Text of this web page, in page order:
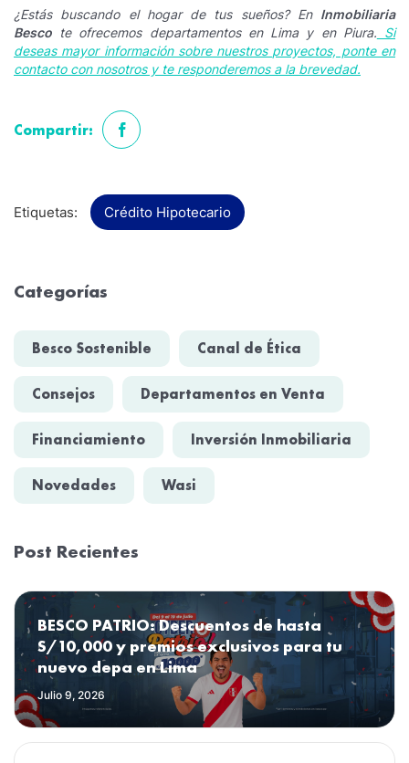
¿Estás buscando el hogar de tus sueños? En Inmobiliaria
Besco te ofrecemos departamentos en Lima y en Piura. Si
deseas mayor información sobre nuestros proyectos, ponte en
contacto con nosotros y te responderemos a la brevedad.
Compartir:
Etiquetas: Crédito Hipotecario
Categorías
Besco Sostenible Canal de Ética
Consejos Departamentos en Venta
Financiamiento Inversión Inmobiliaria
Novedades Wasi
Post Recientes
BESCO PATRIO: Descuentos de hasta
S/10,000 y premios exclusivos para tu
nuevo depa en Lima
Julio 9, 2026